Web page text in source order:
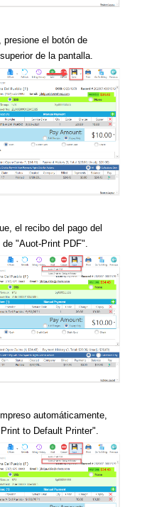
presione el botón de
de la pantalla.
el recibo del pago del
"Auot-Print PDF".
automáticamente,
to Default Printer".